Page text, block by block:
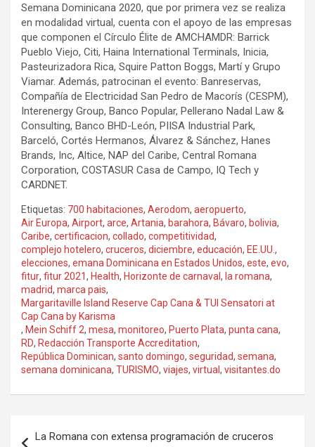
Semana Dominicana 2020, que por primera vez se realiza
en modalidad virtual, cuenta con el apoyo de las empresas
que componen el Círculo Élite de AMCHAMDR: Barrick
Pueblo Viejo, Citi, Haina International Terminals, Inicia,
Pasteurizadora Rica, Squire Patton Boggs, Martí y Grupo
Viamar. Además, patrocinan el evento: Banreservas,
Compañía de Electricidad San Pedro de Macorís (CESPM),
Interenergy Group, Banco Popular, Pellerano Nadal Law &
Consulting, Banco BHD-León, PIISA Industrial Park,
Barceló, Cortés Hermanos, Álvarez & Sánchez, Hanes
Brands, Inc, Altice, NAP del Caribe, Central Romana
Corporation, COSTASUR Casa de Campo, IQ Tech y
CARDNET.
Etiquetas: 700 habitaciones, Aerodom, aeropuerto,
Air Europa, Airport, arce, Artania, barahora, Bávaro, bolivia,
Caribe, certificacion, collado, competitividad,
complejo hotelero, cruceros, diciembre, educación, EE.UU. ,
elecciones, emana Dominicana en Estados Unidos, este, evo,
fitur, fitur 2021, Health, Horizonte de carnaval, la romana,
madrid, marca pais,
Margaritaville Island Reserve Cap Cana & TUI Sensatori at
Cap Cana by Karisma
, Mein Schiff 2, mesa, monitoreo, Puerto Plata, punta cana,
RD, Redacción Transporte Accreditation,
República Dominican, santo domingo, seguridad, semana,
semana dominicana, TURISMO, viajes, virtual, visitantes.do
La Romana con extensa programación de cruceros